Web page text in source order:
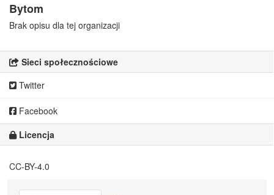
Bytom
Brak opisu dla tej organizacji
Sieci społecznościowe
Twitter
Facebook
Licencja
CC-BY-4.0